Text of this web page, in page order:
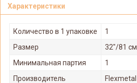
Характеристики
Количество в 1 упаковке
1
Размер
32"/81 см
Минимальная партия
1
Производитель
Flexmetal